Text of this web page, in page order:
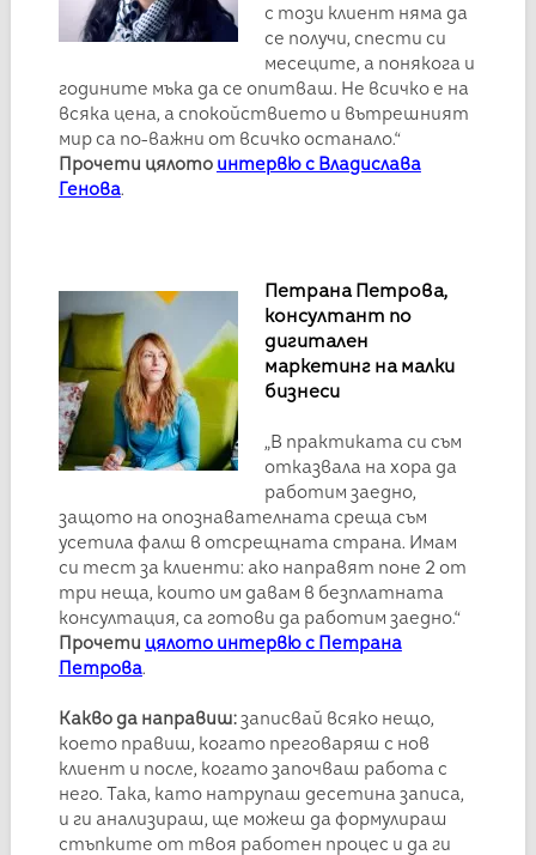
с този клиент няма да
се получи, спести си
месеците, а понякога и
годините мъка да се опитваш. Не всичко е на
всяка цена, а спокойствието и вътрешният
мир са по-важни от всичко останало.“
Прочети цялото интервю с Владислава
Генова.
Петрана Петрова,
консултант по
дигитален
маркетинг на малки
бизнеси
„В практиката си съм
отказвала на хора да
работим заедно,
защото на опознавателната среща съм
усетила фалш в отсрещната страна. Имам
си тест за клиенти: ако направят поне 2 от
три неща, които им давам в безплатната
консултация, са готови да работим заедно.“
Прочети цялото интервю с Петрана
Петрова.
Какво да направиш:записвай всяко нещо,
което правиш, когато преговаряш с нов
клиент и после, когато започваш работа с
него. Така, като натрупаш десетина записа,
и ги анализираш, ще можеш да формулираш
стъпките от твоя работен процес и да ги